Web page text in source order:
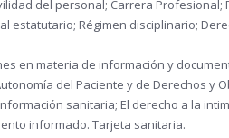
del personal; Carrera Profesional;
estatutario; Régimen disciplinario;
en materia de información y
del Paciente y de Derechos y
sanitaria; El derecho a la
informado. Tarjeta sanitaria.